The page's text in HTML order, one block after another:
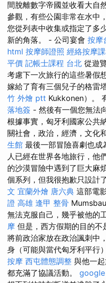
間脫離數字帝國並收看大自
參觀，有些公園非常在水中
您從列表中收集或指定了多
新的角落。 - 公司宴會 按摩
html 按摩師證照 經絡按摩
平價 記帳士課程 台北 從遊
考慮下一次旅行的這些暑假
嫁給了育有三個兒子的格雷
竹 外燴 ptt Kukkonen）。
落地簽 - 然後有一個您無法
根據事實，匈牙利國家公共
關社會，政治，經濟，文化
生館 最後一部冒險喜劇也成
人已經在世界各地旅行，他
的沙漠冒險中遇到了巨大麻
個系列，但我很抱歉只設計
文 宜蘭外燴 唐六典 這部電
證 高雄 逢甲 整骨
無法克服自己，幾乎被他的
摩 但是，西方假期的目的不
將前政治家放在政治諷刺中
身（可能與當代匈牙利平行
按摩 西屯體態調整 與他一
都充滿了協議活動。